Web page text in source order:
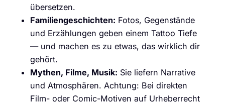
übersetzen.
Familiengeschichten: Fotos, Gegenstände
und Erzählungen geben einem Tattoo Tiefe
— und machen es zu etwas, das wirklich dir
gehört.
Mythen, Filme, Musik: Sie liefern Narrative
und Atmosphären. Achtung: Bei direkten
Film- oder Comic-Motiven auf Urheberrecht